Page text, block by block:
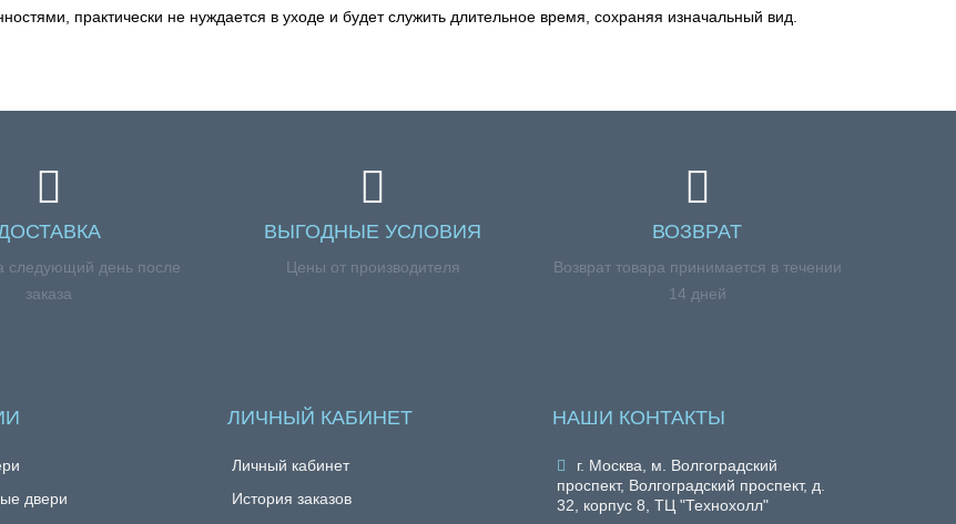
практически не нуждается в уходе и будет служить длительное время, сохраняя изначальный вид.
следующий день после
заказа
ВЫГОДНЫЕ УСЛОВИЯ
Цены от производителя
ВОЗВРАТ
Возврат товара принимается в течении
14 дней
двери
ЛИЧНЫЙ КАБИНЕТ
Личный кабинет
История заказов
НАШИ КОНТАКТЫ
г. Москва, м. Волгоградский
проспект, Волгоградский проспект, д.
32, корпус 8, ТЦ "Технохолл"